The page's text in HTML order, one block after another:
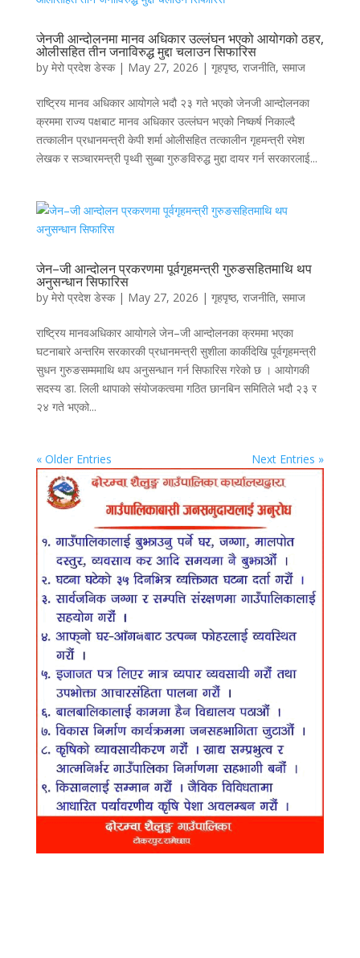
जेनजी आन्दोलनमा मानव अधिकार उल्लंघन भएको आयोगको ठहर,
ओलीसहित तीन जनाविरुद्ध मुद्दा चलाउन सिफारिस
by मेरो प्रदेश डेस्क| May 27, 2026 | गृहपृष्ठ, राजनीति, समाज
राष्ट्रिय मानव अधिकार आयोगले भदौ २३ गते भएको जेनजी आन्दोलनका
क्रममा राज्य पक्षबाट मानव अधिकार उल्लंघन भएको निष्कर्ष निकाल्दै
तत्कालीन प्रधानमन्त्री केपी शर्मा ओलीसहित तत्कालीन गृहमन्त्री रमेश
लेखक र सञ्चारमन्त्री पृथ्वी सुब्बा गुरुङविरुद्ध मुद्दा दायर गर्न सरकारलाई...
जेन–जी आन्दोलन प्रकरणमा पूर्वगृहमन्त्री गुरुङसहितमाथि थप
अनुसन्धान सिफारिस
by मेरो प्रदेश डेस्क| May 27, 2026 | गृहपृष्ठ, राजनीति, समाज
राष्ट्रिय मानवअधिकार आयोगले जेन–जी आन्दोलनका क्रममा भएका
घटनाबारे अन्तरिम सरकारकी प्रधानमन्त्री सुशीला कार्कीदेखि पूर्वगृहमन्त्री
सुधन गुरुङसम्ममाथि थप अनुसन्धान गर्न सिफारिस गरेको छ । आयोगकी
सदस्य डा. लिली थापाको संयोजकत्वमा गठित छानबिन समितिले भदौ २३ र
२४ गते भएको...
« Older Entries Next Entries »